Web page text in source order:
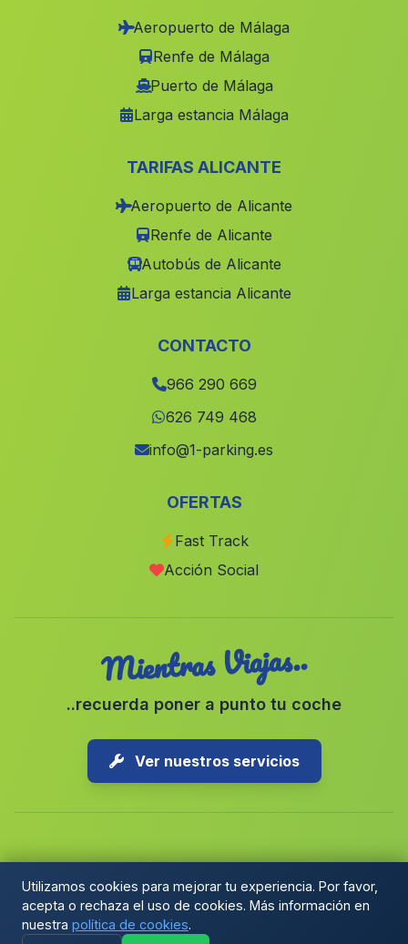
Aeropuerto de Málaga
Renfe de Málaga
Puerto de Málaga
Larga estancia Málaga
TARIFAS ALICANTE
Aeropuerto de Alicante
Renfe de Alicante
Autobús de Alicante
Larga estancia Alicante
CONTACTO
966 290 669
626 749 468
info@1-parking.es
OFERTAS
Fast Track
Acción Social
Mientras Viajas..
..recuerda poner a punto tu coche
Ver nuestros servicios
reservados.
Política de Cookies
Términos y Condiciones
Utilizamos cookies para mejorar tu experiencia. Por favor,
acepta o rechaza el uso de cookies. Más información en
nuestra política de cookies.